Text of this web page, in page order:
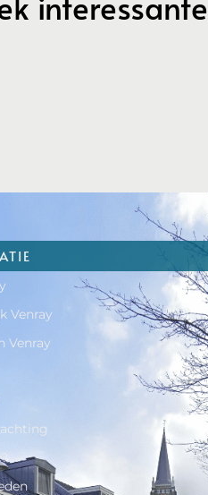
Venray
Venray